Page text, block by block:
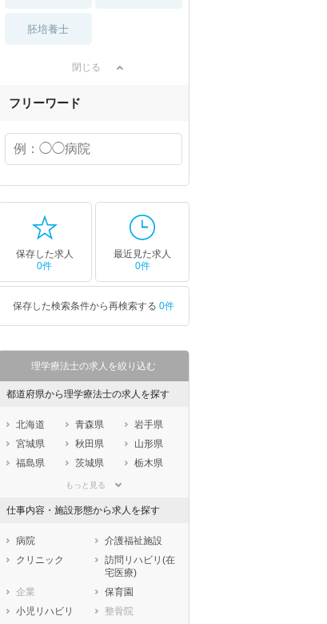
胚培養士
閉じる
フリーワード
保存した求人
0件
最近見た求人
0件
保存した検索条件から再検索する 0件
理学療法士の求人を絞り込む
都道府県から理学療法士の求人を探す
北海道 青森県
岩手県
宮城県
秋田県
山形県
福島県
茨城県
栃木県
埼玉県
石川県
福井県
岐阜県
静岡県
愛知県
三重県
大阪府
兵庫県
奈良県
鳥取県
島根県
もっと見る
仕事内容・施設形態から求人を探す
病院
介護福祉施設
クリニック
訪問リハビリ(在
宅医療)
企業
保育園
小児リハビリ
整骨院